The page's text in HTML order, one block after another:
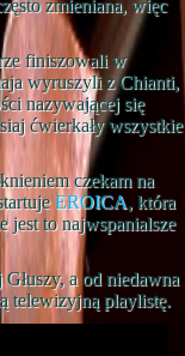
zmieniana, więc
finiszowali w
wyruszyli z Chianti,
nazywającej się
ćwierkały wszystkie
czekam na
EROICA, która
jest to najwspanialsze
a od niedawna
telewizyjną playlistę.